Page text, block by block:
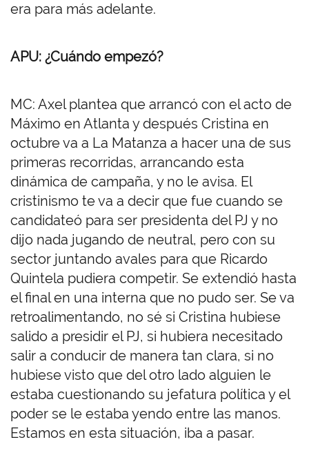
era para más adelante.
APU: ¿Cuándo empezó?
MC: Axel plantea que arrancó con el acto de
Máximo en Atlanta y después Cristina en
octubre va a La Matanza a hacer una de sus
primeras recorridas, arrancando esta
dinámica de campaña, y no le avisa. El
cristinismo te va a decir que fue cuando se
candidateó para ser presidenta del PJ y no
dijo nada jugando de neutral, pero con su
sector juntando avales para que Ricardo
Quintela pudiera competir. Se extendió hasta
el final en una interna que no pudo ser. Se va
retroalimentando, no sé si Cristina hubiese
salido a presidir el PJ, si hubiera necesitado
salir a conducir de manera tan clara, si no
hubiese visto que del otro lado alguien le
estaba cuestionando su jefatura política y el
poder se le estaba yendo entre las manos.
Estamos en esta situación, iba a pasar.